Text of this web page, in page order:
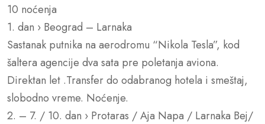
10 noćenja
1. dan › Beograd – Larnaka
Sastanak putnika na aerodromu “Nikola Tesla”, kod
šaltera agencije dva sata pre poletanja aviona.
Direktan let .Transfer do odabranog hotela i smeštaj,
slobodno vreme. Noćenje.
2. – 7. / 10. dan › Protaras / Aja Napa / Larnaka Bej/